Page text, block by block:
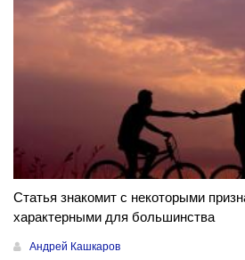
Статья знакомит с некоторыми
характерными для большинства
Андрей Кашкаров